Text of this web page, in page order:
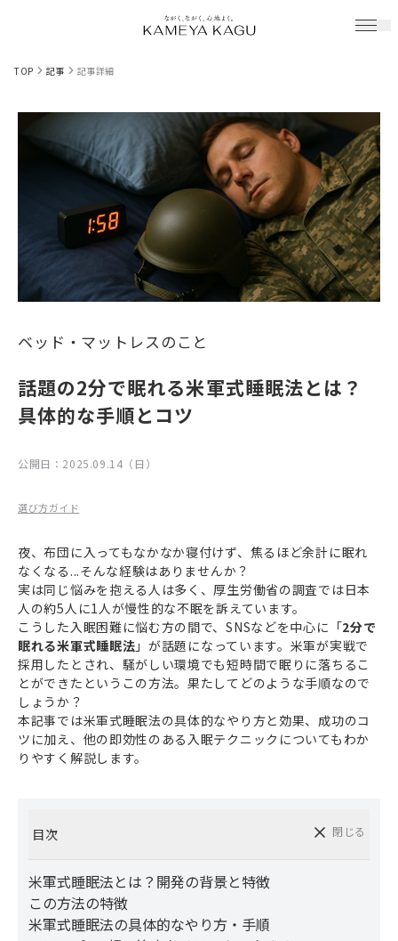
TOP 記事 記事詳細
ベッド・マットレスのこと
話題の2分で眠れる米軍式睡眠法とは？
具体的な手順とコツ
公開日： 2025.09.14（日）
選び方ガイド
夜、布団に入ってもなかなか寝付けず、焦るほど余計に眠れ
なくなる...そんな経験はありませんか？
実は同じ悩みを抱える人は多く、厚生労働省の調査では日本
人の約5人に1人が慢性的な不眠を訴えています。
こうした入眠困難に悩む方の間で、SNSなどを中心に「2分で
眠れる米軍式睡眠法 」が話題になっています。米軍が実戦で
採用したとされ、騒がしい環境でも短時間で眠りに落ちるこ
とができたというこの方法。果たしてどのような手順なので
しょうか？
本記事では米軍式睡眠法の具体的なやり方と効果、成功のコ
ツに加え、他の即効性のある入眠テクニックについてもわか
りやすく解説します。
目次 閉じる
米軍式睡眠法とは？開発の背景と特徴
この方法の特徴
米軍式睡眠法の具体的なやり方・手順